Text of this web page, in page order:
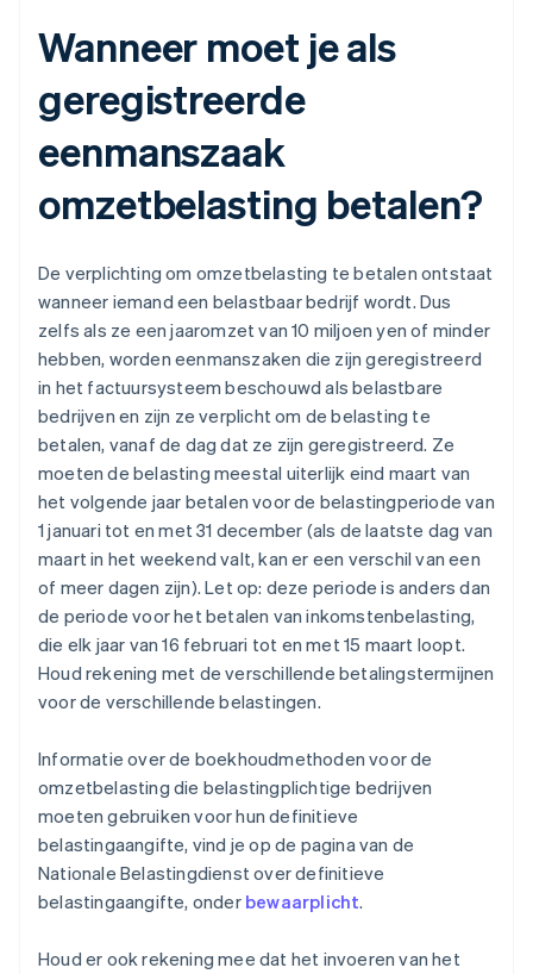
Wanneer moet je als
geregistreerde
eenmanszaak
omzetbelasting betalen?
De verplichting om omzetbelasting te betalen ontstaat
wanneer iemand een belastbaar bedrijf wordt. Dus
zelfs als ze een jaaromzet van 10 miljoen yen of minder
hebben, worden eenmanszaken die zijn geregistreerd
in het factuursysteem beschouwd als belastbare
bedrijven en zijn ze verplicht om de belasting te
betalen, vanaf de dag dat ze zijn geregistreerd. Ze
moeten de belasting meestal uiterlijk eind maart van
het volgende jaar betalen voor de belastingperiode van
1 januari tot en met 31 december (als de laatste dag van
maart in het weekend valt, kan er een verschil van een
of meer dagen zijn). Let op: deze periode is anders dan
de periode voor het betalen van inkomstenbelasting,
die elk jaar van 16 februari tot en met 15 maart loopt.
Houd rekening met de verschillende betalingstermijnen
voor de verschillende belastingen.
Informatie over de boekhoudmethoden voor de
omzetbelasting die belastingplichtige bedrijven
moeten gebruiken voor hun definitieve
belastingaangifte, vind je op de pagina van de
Nationale Belastingdienst over definitieve
belastingaangifte, onder bewaarplicht.
Houd er ook rekening mee dat het invoeren van het